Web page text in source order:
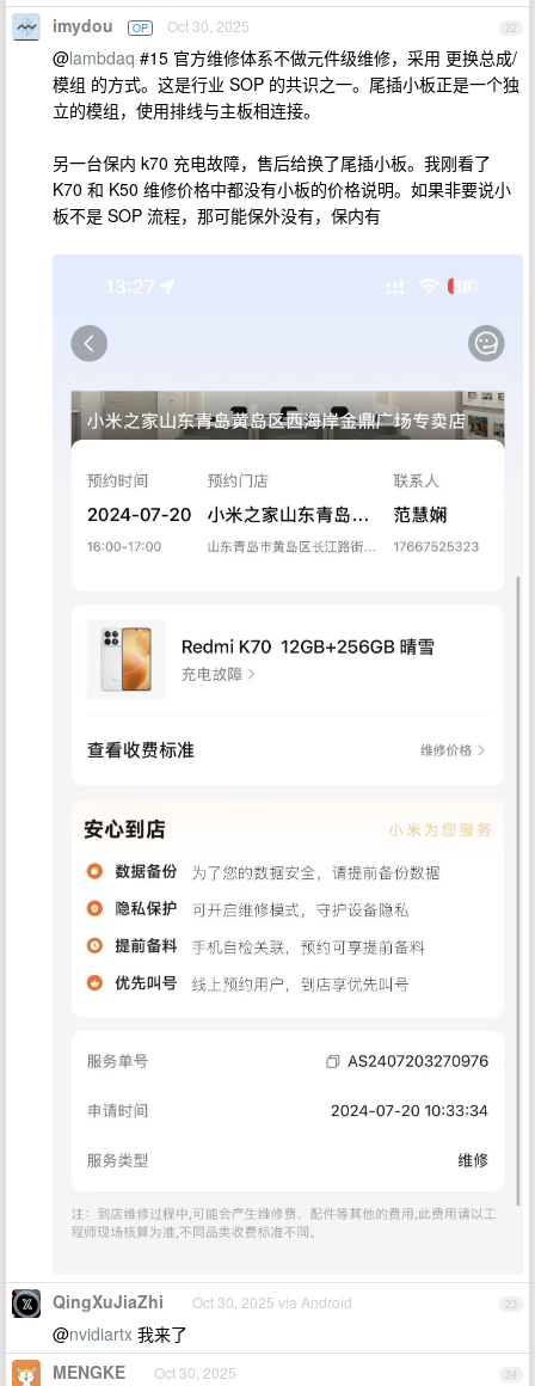
22
imydou OP Oct 30, 2025
@lambdaq #15 官方维修体系不做元件级维修，采用 更换总成/
模组 的方式。这是行业 SOP 的共识之一。尾插小板正是一个独
立的模组，使用排线与主板相连接。
另一台保内 k70 充电故障，售后给换了尾插小板。我刚看了
K70 和 K50 维修价格中都没有小板的价格说明。如果非要说小
板不是 SOP 流程，那可能保外没有，保内有
23
QingXuJiaZhi Oct 30, 2025 via Android
@nvidiartx 我来了
24
MENGKE Oct 30, 2025